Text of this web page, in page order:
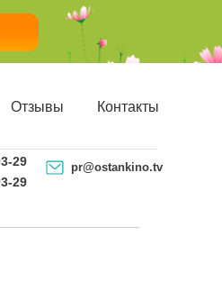
Отзывы Контакты
pr@ostankino.tv
29
29